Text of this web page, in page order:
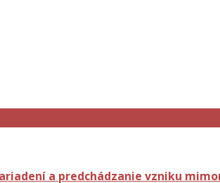
a predchádzanie vzniku